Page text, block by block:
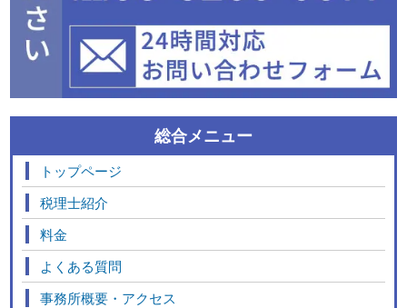
総合メニュー
トップページ
税理士紹介
料金
よくある質問
事務所概要・アクセス